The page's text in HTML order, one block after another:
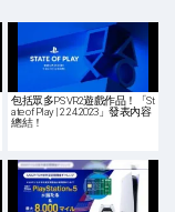
包括眾多PS VR2遊戲作品！「St
ate of Play | 2.24.2023」發表內容
總結！